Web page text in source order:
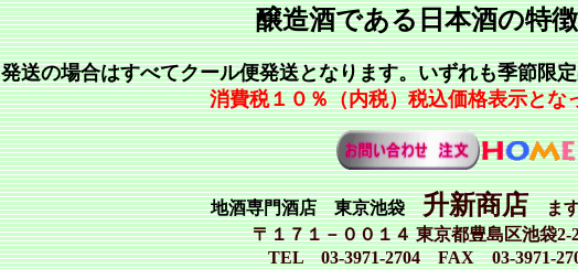
醸造酒である日本酒の特
発送の場合はすべてクール便発送となります。いずれも季節限
消費税１０％（内税）税込価格表示とな
地酒専門酒店 東京池袋 升新商店ます
〒１７１－００１４ 東京都豊島区池袋2-
TEL 03-3971-2704 FAX 03-3971-